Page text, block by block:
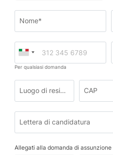
Nome*
Per qualsiasi domanda
Luogo di residenza* CAP
Lettera di candidatura
Allegati alla domanda di assunzione